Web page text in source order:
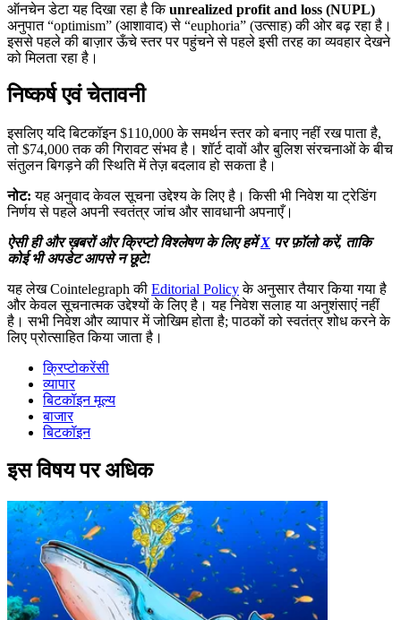
ऑनचेन डेटा यह दिखा रहा है किunrealized profit and loss (NUPL)
अनुपात “optimism” (आशावाद) से “euphoria” (उत्साह) की ओर बढ़ रहा है।
इससे पहले की बाज़ार ऊँचे स्तर पर पहुंचने से पहले इसी तरह का व्यवहार देखने
को मिलता रहा है।
निष्कर्ष एवं चेतावनी
इसलिए यदि बिटकॉइन $110,000 के समर्थन स्तर को बनाए नहीं रख पाता है,
तो $74,000 तक की गिरावट संभव है। शॉर्ट दावों और बुलिश संरचनाओं के बीच
संतुलन बिगड़ने की स्थिति में तेज़ बदलाव हो सकता है।
नोट: यह अनुवाद केवल सूचना उद्देश्य के लिए है। किसी भी निवेश या ट्रेडिंग
निर्णय से पहले अपनी स्वतंत्र जांच और सावधानी अपनाएँ।
ऐसी ही और ख़बरों और क्रिप्टो विश्लेषण के लिए हमेंX पर फ़ॉलो करें, ताकि
कोई भी अपडेट आपसे न छूटे!
यह लेख Cointelegraph की Editorial Policyके अनुसार तैयार किया गया है
और केवल सूचनात्मक उद्देश्यों के लिए है। यह निवेश सलाह या अनुशंसाएं नहीं
है। सभी निवेश और व्यापार में जोखिम होता है; पाठकों को स्वतंत्र शोध करने के
लिए प्रोत्साहित किया जाता है।
क्रिप्टोकरेंसी
व्यापार
बिटकॉइन मूल्य
बाजार
बिटकॉइन
इस विषय पर अधिक